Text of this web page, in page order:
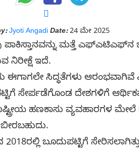
Jyoti Angadi Date:24 ಮೇ 2025
ಪಾಕಿಸ್ತಾನವನ್ನು ಮತ್ತೆ ಎಫ್‌ಎಟಿಎಫ್‌ನ
ನಿರೀಕ್ಷೆ ಇದೆ.
ಈಗಾಗಲೇ ಸಿದ್ಧತೆಗಳು
ಸೇರ್ಪಡೆಗೊಂಡ ದೇಶಗಳಿಗೆ
ಹಣಕಾಸು ವ್ಯವಹಾರಗಳ
2018ರಲ್ಲಿ ಬೂದುಪಟ್ಟಿಗೆ